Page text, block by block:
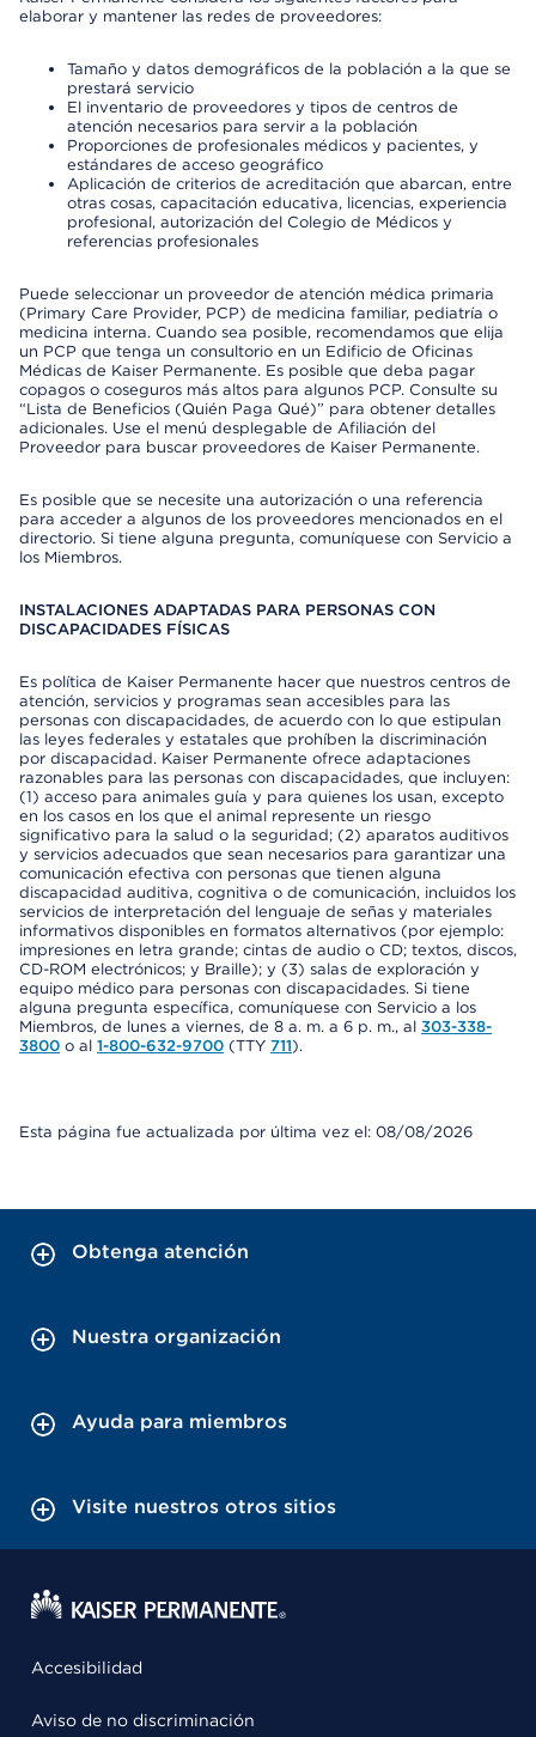
elaborar y mantener las redes de proveedores:
Tamaño y datos demográficos de la población a la que se
prestará servicio
El inventario de proveedores y tipos de centros de
atención necesarios para servir a la población
Proporciones de profesionales médicos y pacientes, y
estándares de acceso geográfico
Aplicación de criterios de acreditación que abarcan, entre
otras cosas, capacitación educativa, licencias, experiencia
profesional, autorización del Colegio de Médicos y
referencias profesionales
Puede seleccionar un proveedor de atención médica primaria
(Primary Care Provider, PCP) de medicina familiar, pediatría o
medicina interna. Cuando sea posible, recomendamos que elija
un PCP que tenga un consultorio en un Edificio de Oficinas
Médicas de Kaiser Permanente. Es posible que deba pagar
copagos o coseguros más altos para algunos PCP. Consulte su
“Lista de Beneficios (Quién Paga Qué)” para obtener detalles
adicionales. Use el menú desplegable de Afiliación del
Proveedor para buscar proveedores de Kaiser Permanente.
Es posible que se necesite una autorización o una referencia
para acceder a algunos de los proveedores mencionados en el
directorio. Si tiene alguna pregunta, comuníquese con Servicio a
los Miembros.
INSTALACIONES ADAPTADAS PARA PERSONAS CON
DISCAPACIDADES FÍSICAS
Es política de Kaiser Permanente hacer que nuestros centros de
atención, servicios y programas sean accesibles para las
personas con discapacidades, de acuerdo con lo que estipulan
las leyes federales y estatales que prohíben la discriminación
por discapacidad. Kaiser Permanente ofrece adaptaciones
razonables para las personas con discapacidades, que incluyen:
(1) acceso para animales guía y para quienes los usan, excepto
en los casos en los que el animal represente un riesgo
significativo para la salud o la seguridad; (2) aparatos auditivos
y servicios adecuados que sean necesarios para garantizar una
comunicación efectiva con personas que tienen alguna
discapacidad auditiva, cognitiva o de comunicación, incluidos los
servicios de interpretación del lenguaje de señas y materiales
informativos disponibles en formatos alternativos (por ejemplo:
impresiones en letra grande; cintas de audio o CD; textos, discos,
CD-ROM electrónicos; y Braille); y (3) salas de exploración y
equipo médico para personas con discapacidades. Si tiene
alguna pregunta específica, comuníquese con Servicio a los
Miembros, de lunes a viernes, de 8 a. m. a 6 p. m., al 303-338-
3800 o al 1-800-632-9700 (TTY 711).
Esta página fue actualizada por última vez el: 08/08/2026
Obtenga atención
Nuestra organización
Ayuda para miembros
Visite nuestros otros sitios
Accesibilidad
Aviso de no discriminación